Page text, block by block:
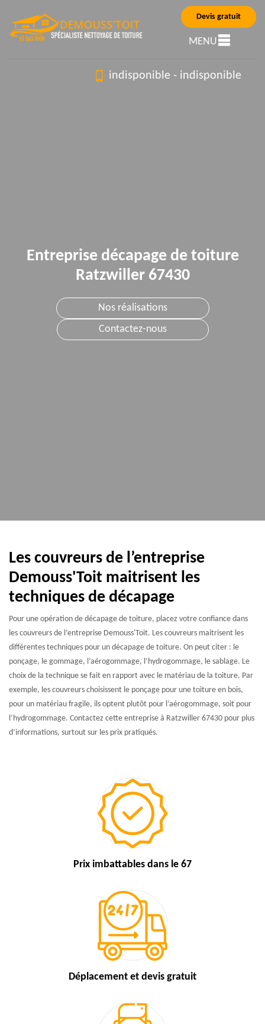
Devis gratuit
MENU
indisponible - indisponible
Entreprise décapage de toiture
Ratzwiller 67430
Nos réalisations
Contactez-nous
Les couvreurs de l’entreprise
Demouss'Toit maitrisent les
techniques de décapage
Pour une opération de décapage de toiture, placez votre confiance dans
les couvreurs de l’entreprise Demouss'Toit. Les couvreurs maitrisent les
différentes techniques pour un décapage de toiture. On peut citer : le
ponçage, le gommage, l’aérogommage, l’hydrogommage, le sablage. Le
choix de la technique se fait en rapport avec le matériau de la toiture. Par
exemple, les couvreurs choisissent le ponçage pour une toiture en bois,
pour un matériau fragile, ils optent plutôt pour l’aérogommage, soit pour
l’hydrogommage. Contactez cette entreprise à Ratzwiller 67430 pour plus
d’informations, surtout sur les prix pratiqués.
Prix imbattables dans le 67
Déplacement et devis gratuit